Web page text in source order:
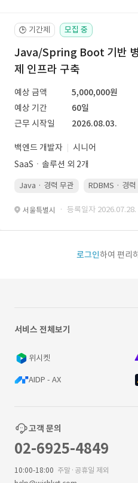
🕒 기간제 모집 중
Java/Spring Boot 기반 병
제 인프라 구축
예상 금액
5,000,000원
예상 기간
60일
근무 시작일
2026.08.03.
백엔드 개발자
시니어
SaaSㆍ솔루션 외 2개
Java · 경력 무관 RDBMS · 경력
서울특별시 · 등록일자 2026.07.28.
로그인하여 편리
서비스 전체보기
위시켓
AIDP - AX
고객 문의
02-6925-4849
10:00-18:00 주말·공휴일 제외